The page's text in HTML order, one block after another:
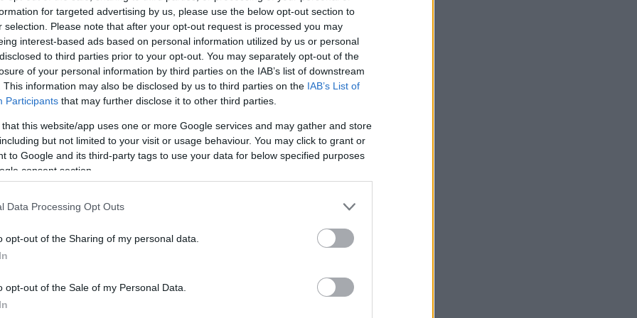
for targeted advertising by us, please use the below opt-out section to
selection. Please note that after your opt-out request is processed you may
interest-based ads based on personal information utilized by us or personal
to third parties prior to your opt-out. You may separately opt-out of the
of your personal information by third parties on the IAB’s list of downstream
This information may also be disclosed by us to third parties on the IAB’s List of
Participants that may further disclose it to other third parties.
that this website/app uses one or more Google services and may gather and store
but not limited to your visit or usage behaviour. You may click to grant or
to Google and its third-party tags to use your data for below specified purposes
consent section.
Data Processing Opt Outs
opt-out of the Sharing of my personal data.
opt-out of the Sale of my Personal Data.